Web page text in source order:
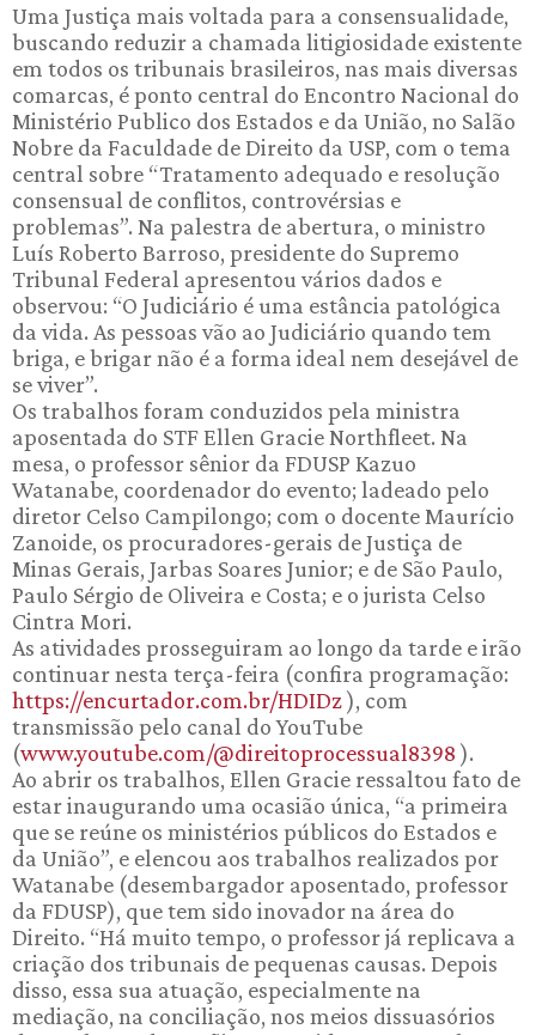
Uma Justiça mais voltada para a consensualidade,
buscando reduzir a chamada litigiosidade existente
em todos os tribunais brasileiros, nas mais diversas
comarcas, é ponto central do Encontro Nacional do
Ministério Publico dos Estados e da União, no Salão
Nobre da Faculdade de Direito da USP, com o tema
central sobre “Tratamento adequado e resolução
consensual de conflitos, controvérsias e
problemas”. Na palestra de abertura, o ministro
Luís Roberto Barroso, presidente do Supremo
Tribunal Federal apresentou vários dados e
observou: “O Judiciário é uma estância patológica
da vida. As pessoas vão ao Judiciário quando tem
briga, e brigar não é a forma ideal nem desejável de
se viver”.
Os trabalhos foram conduzidos pela ministra
aposentada do STF Ellen Gracie Northfleet. Na
mesa, o professor sênior da FDUSP Kazuo
Watanabe, coordenador do evento; ladeado pelo
diretor Celso Campilongo; com o docente Maurício
Zanoide, os procuradores-gerais de Justiça de
Minas Gerais, Jarbas Soares Junior; e de São Paulo,
Paulo Sérgio de Oliveira e Costa; e o jurista Celso
Cintra Mori.
As atividades prosseguiram ao longo da tarde e irão
continuar nesta terça-feira (confira programação:
https://encurtador.com.br/HDIDz), com
transmissão pelo canal do YouTube
(www.youtube.com/@direitoprocessual8398 ).
Ao abrir os trabalhos, Ellen Gracie ressaltou fato de
estar inaugurando uma ocasião única, “a primeira
que se reúne os ministérios públicos do Estados e
da União”, e elencou aos trabalhos realizados por
Watanabe (desembargador aposentado, professor
da FDUSP), que tem sido inovador na área do
Direito. “Há muito tempo, o professor já replicava a
criação dos tribunais de pequenas causas. Depois
disso, essa sua atuação, especialmente na
mediação, na conciliação, nos meios dissuasórios